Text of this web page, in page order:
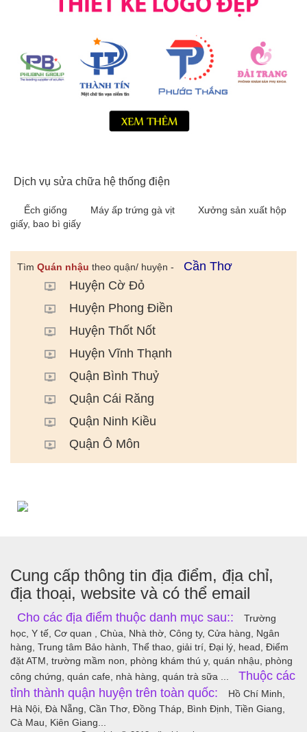
Dịch vụ sửa chữa hệ thống điện
Ếch giống Máy ấp trứng gà vịt
Xưởng sản xuất hộp
giấy, bao bì giấy
Tìm Quán nhậu theo quận/ huyện -
Cần Thơ
Huyện Cờ Đỏ
Huyện Phong Điền
Huyện Thốt Nốt
Huyện Vĩnh Thạnh
Quận Bình Thuỷ
Quận Cái Răng
Quận Ninh Kiều
Quận Ô Môn
Cung cấp thông tin địa điểm, địa chỉ,
địa thoại, website và có thể email
Cho các địa điểm thuộc danh mục sau::
Trường
học, Y tế, Cơ quan , Chùa, Nhà thờ, Công ty, Cửa hàng, Ngân
hàng, Trung tâm Bảo hành, Thể thao, giải trí, Đại lý, head, Điểm
đặt ATM, trường mầm non, phòng khám thú y, quán nhậu, phòng
công chứng, quán cafe, nhà hàng, quán trà sữa ...
Thuộc các
tỉnh thành quận huyện trên toàn quốc:
Hồ Chí Minh,
Hà Nội, Đà Nẵng, Cần Thơ, Đồng Tháp, Bình Định, Tiền Giang,
Cà Mau, Kiên Giang...